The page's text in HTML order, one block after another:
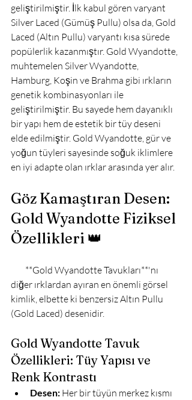
geliştirilmiştir. İlk kabul gören varyant
Silver Laced (Gümüş Pullu) olsa da, Gold
Laced (Altın Pullu) varyantı kısa sürede
popülerlik kazanmıştır. Gold Wyandotte,
muhtemelen Silver Wyandotte,
Hamburg, Koşin ve Brahma gibi ırkların
genetik kombinasyonları ile
geliştirilmiştir. Bu sayede hem dayanıklı
bir yapı hem de estetik bir tüy deseni
elde edilmiştir. Gold Wyandotte, gür ve
yoğun tüyleri sayesinde soğuk iklimlere
en iyi adapte olan ırklar arasında yer alır.
Göz Kamaştıran Desen:
Gold Wyandotte Fiziksel
Özellikleri 👑
diğer ırklardan ayıran en önemli görsel
kimlik, elbette ki benzersiz Altın Pullu
(Gold Laced) desenidir.
Gold Wyandotte Tavuk
Özellikleri: Tüy Yapısı ve
Renk Kontrastı
Desen: Her bir tüyün merkez kısmı